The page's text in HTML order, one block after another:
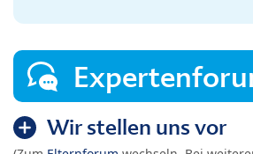
Wir stellen uns vor